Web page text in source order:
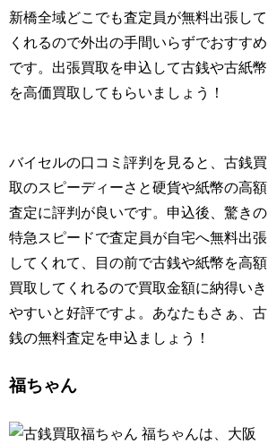
新橋全域どこでも査定員が無料出張して
くれるので外出の手間いらずでおすすめ
です。出張買取を申込して古銭や古紙幣
を高価買取してもらいましょう！
バイセルの口コミ評判を見ると、古銭買
取のスピーディーさと硬貨や紙幣の高額
査定に評判が良いです。申込後、驚きの
特急スピードで査定員が自宅へ無料出張
してくれて、目の前で古銭や紙幣を高額
買取してくれるので買取金額に納得いき
やすいと好評ですよ。あなたもさぁ、古
銭の無料査定を申込ましょう！
福ちゃん
福ちゃんは、大阪